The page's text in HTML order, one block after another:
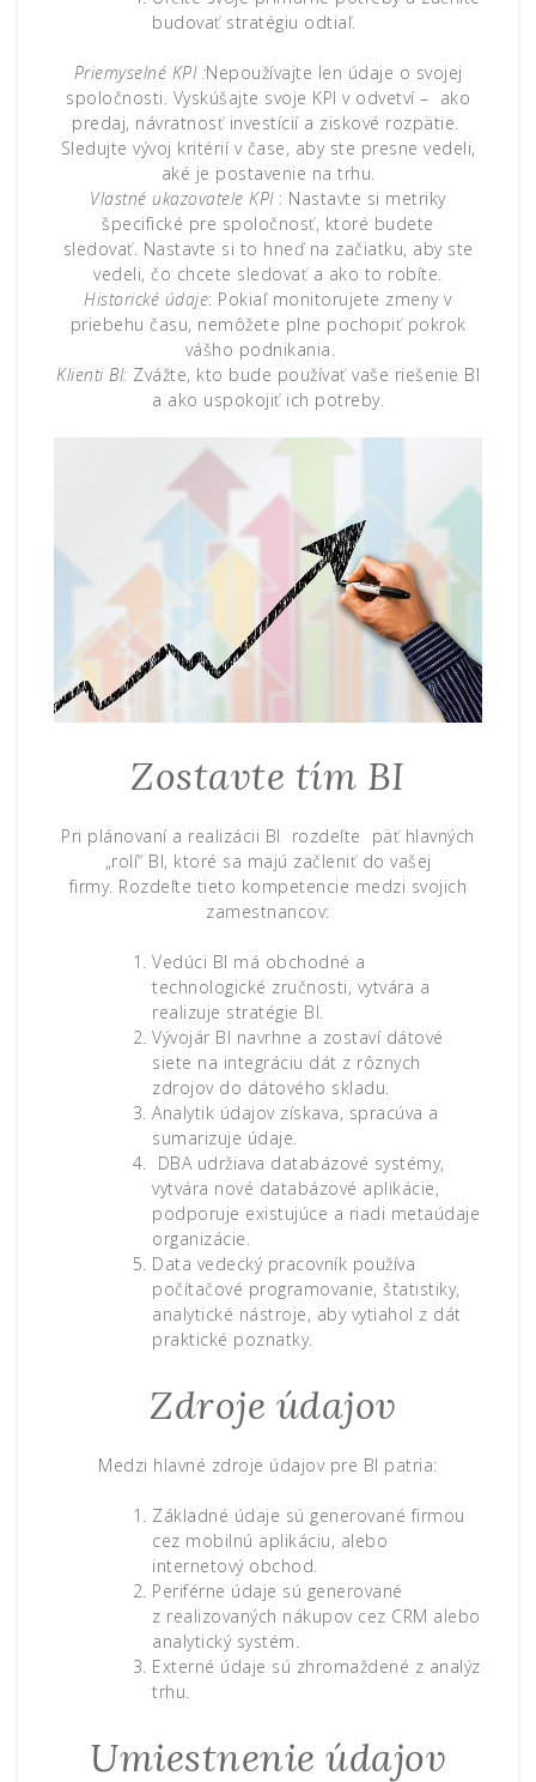
budovať stratégiu odtiaľ.
Priemyselné KPI :Nepoužívajte len údaje o svojej
spoločnosti. Vyskúšajte svoje KPI v odvetví – ako
predaj, návratnosť investícií a ziskové rozpätie.
Sledujte vývoj kritérií v čase, aby ste presne vedeli,
aké je postavenie na trhu.
Vlastné ukazovatele KPI: Nastavte si metriky
špecifické pre spoločnosť, ktoré budete
sledovať. Nastavte si to hneď na začiatku, aby ste
vedeli, čo chcete sledovať a ako to robíte.
Historické údaje: Pokiaľ monitorujete zmeny v
priebehu času, nemôžete plne pochopiť pokrok
vášho podnikania.
Klienti BI: Zvážte, kto bude používať vaše riešenie BI
a ako uspokojiť ich potreby.
Zostavte tím BI
Pri plánovaní a realizácii BI rozdeľte päť hlavných
„rolí“ BI, ktoré sa majú začleniť do vašej
firmy. Rozdeľte tieto kompetencie medzi svojich
zamestnancov:
Vedúci BI má obchodné a
technologické zručnosti, vytvára a
realizuje stratégie BI.
Vývojár BI navrhne a zostaví dátové
siete na integráciu dát z rôznych
zdrojov do dátového skladu.
Analytik údajov získava, spracúva a
sumarizuje údaje.
DBA udržiava databázové systémy,
vytvára nové databázové aplikácie,
podporuje existujúce a riadi metaúdaje
organizácie.
Data vedecký pracovník používa
počítačové programovanie, štatistiky,
analytické nástroje, aby vytiahol z dát
praktické poznatky.
Zdroje údajov
Medzi hlavné zdroje údajov pre BI patria:
Základné údaje sú generované firmou
cez mobilnú aplikáciu, alebo
internetový obchod.
Periférne údaje sú generované
z realizovaných nákupov cez CRM alebo
analytický systém.
Externé údaje sú zhromaždené z analýz
trhu.
Umiestnenie údajov